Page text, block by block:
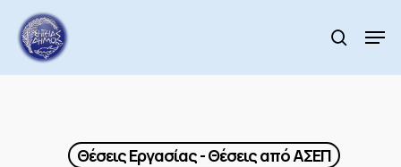
main
content
search
Θέσεις Εργασίας - Θέσεις από ΑΣΕΠ